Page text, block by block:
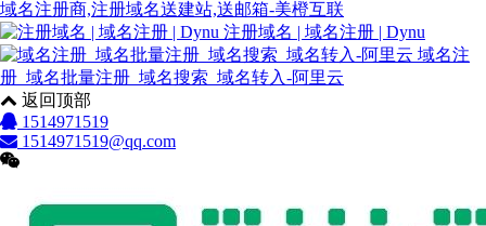
域名注册商,注册域名送建站,送邮箱-美橙互联
注册域名 | 域名注册 | Dynu
域名注
册_域名批量注册_域名搜索_域名转入-阿里云
返回顶部
1514971519
1514971519@qq.com